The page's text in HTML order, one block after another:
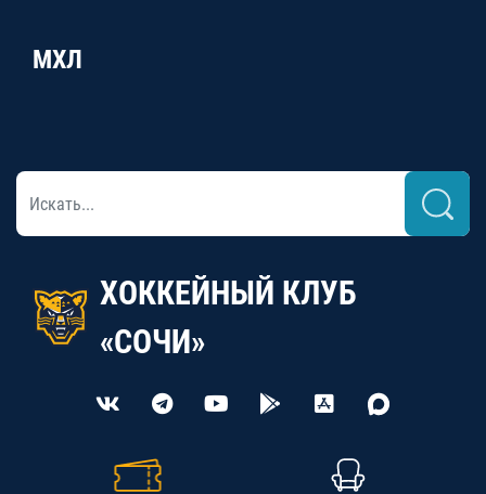
МХЛ
ХОККЕЙНЫЙ КЛУБ
«СОЧИ»